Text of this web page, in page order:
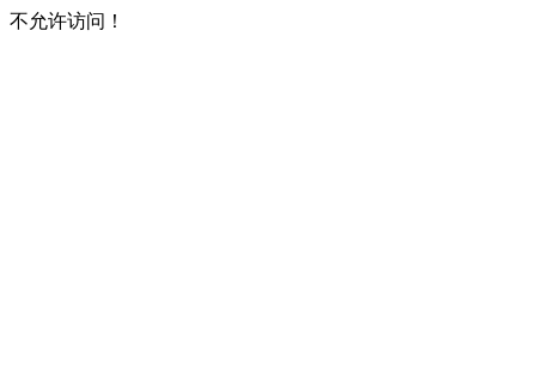
不允许访问！